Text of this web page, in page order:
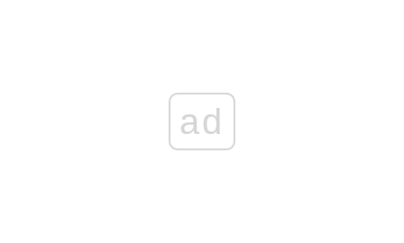
ad